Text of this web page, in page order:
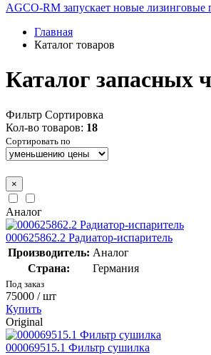
AGCO-RM запускает новые лизинговые
Главная
Каталог товаров
Каталог запасных
Фильтр Сортировка
Кол-во товаров: 18
Сортировать по
×
Аналог
000625862.2 Радиатор-испаритель
Производитель: Аналог
Страна:
Германия
Под заказ
75000 / шт
Купить
Original
000069515.1 Фильтр сушилка